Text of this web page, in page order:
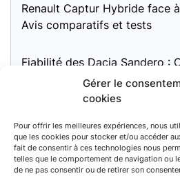
Gérer le
cookies
Pour offrir les meilleures expériences, nous
que les cookies pour stocker et/ou accéder
fait de consentir à ces technologies nous
telles que le comportement de navigation ou
de ne pas consentir ou de retirer son
Renault Captur Hybride face
Avis comparatifs et tests
Fiabilité des Dacia Sandero :
fiabilité à long terme, quel
?